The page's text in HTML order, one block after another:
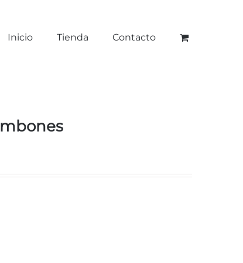
Inicio Tienda Contacto